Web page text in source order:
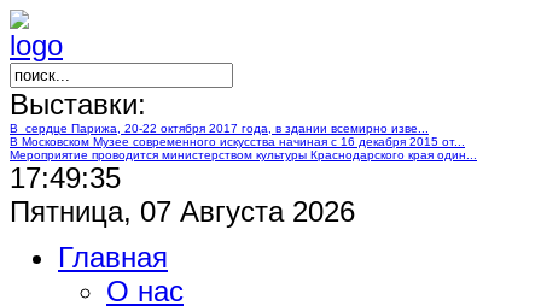
Выставки:
В сердце Парижа, 20-22 октября 2017 года, в здании всемирно изве...
В Московском Музее современного искусства начиная с 16 декабря 2015 от...
Мероприятие проводится министерством культуры Краснодарского края один...
17:49:35
Пятница, 07 Августа 2026
Главная
О нас